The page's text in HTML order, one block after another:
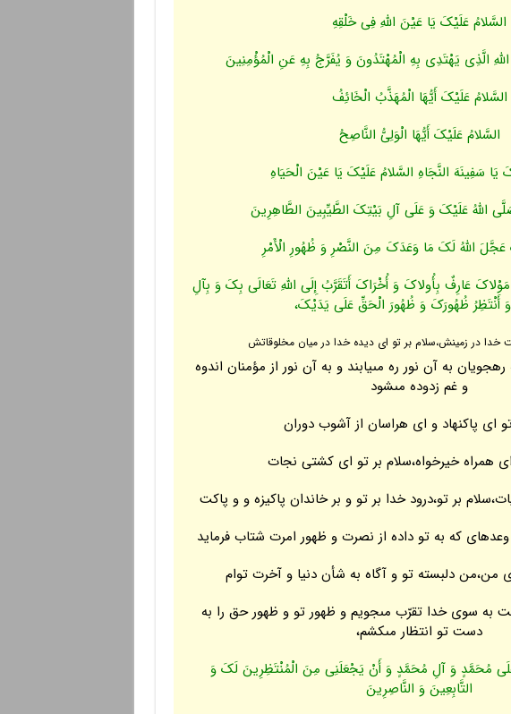
السَّلامُ عَلَیْکَ یَا عَیْنَ اللَّهِ فِی خَلْقِهِ
الَّذِی یَهْتَدِی بِهِ الْمُهْتَدُونَ وَ یُفَرَّجُ بِهِ عَنِ الْمُؤْمِنِینَ
السَّلامُ عَلَیْکَ أَیُّهَا الْمُهَذَّبُ الْخَائِفُ
السَّلامُ عَلَیْکَ أَیُّهَا الْوَلِیُّ النَّاصِحُ
یَا سَفِینَهَ النَّجَاهِ السَّلامُ عَلَیْکَ یَا عَیْنَ الْحَیَاهِ
اللَّهُ عَلَیْکَ وَ عَلَى آلِ بَیْتِکَ الطَّیِّبِینَ الطَّاهِرِینَ
عَجَّلَ اللَّهُ لَکَ مَا وَعَدَکَ مِنَ النَّصْرِ وَ ظُهُورِ الْأَمْرِ
مَوْلاکَ عَارِفٌ بِأُولاکَ وَ أُخْرَاکَ أَتَقَرَّبُ إِلَى اللَّهِ تَعَالَى بِکَ وَ بِآلِ
أَنْتَظِرُ ظُهُورَکَ وَ ظُهُورَ الْحَقِّ عَلَى یَدَیْکَ،
خدا در زمینش،سلام بر تو اى دیده خدا در میان مخلوقاتش
به آن نور ره مى‏یابند و به آن نور از مؤمنان اندوه
و غم زدوده مى‏شود
اى پاک‏نهاد و اى هراسان از آشوب دوران
همراه خیرخواه،سلام بر تو اى کشتى نجات
بر تو،درود خدا بر تو و بر خاندان پاکیزه و و پاکت
که به تو داده از نصرت و ظهور امرت شتاب فرماید
من،من دل‏بسته تو و آگاه به شأن دنیا و آخرت توام
به سوى خدا تقرّب مى‏جویم و ظهور تو و ظهور حق را به
دست تو انتظار مى‏کشم،
مُحَمَّدٍ وَ آلِ مُحَمَّدٍ وَ أَنْ یَجْعَلَنِی مِنَ الْمُنْتَظِرِینَ لَکَ وَ
التَّابِعِینَ وَ النَّاصِرِینَ